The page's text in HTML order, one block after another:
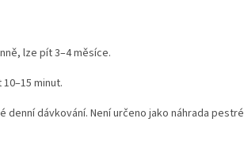
lze pít 3–4 měsíce.
minut.
dávkování. Není určeno jako náhrada pestré